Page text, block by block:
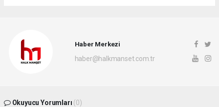
Haber Merkezi
haber@halkmanset.com.tr
Okuyucu Yorumları (0)